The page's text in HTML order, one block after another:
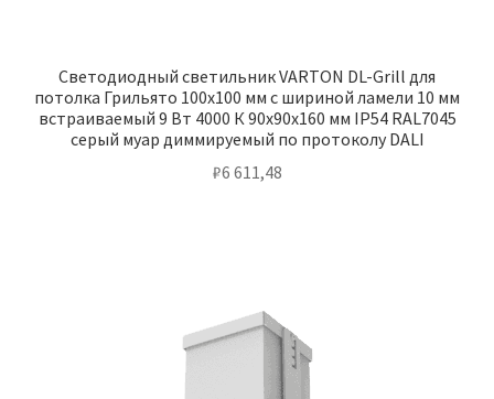
Светодиодный светильник VARTON DL-Grill для
потолка Грильято 100х100 мм с шириной ламели 10 мм
встраиваемый 9 Вт 4000 К 90х90х160 мм IP54 RAL7045
серый муар диммируемый по протоколу DALI
₽6 611,48